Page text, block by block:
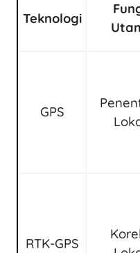
Teknologi
GPS
RTK-GPS